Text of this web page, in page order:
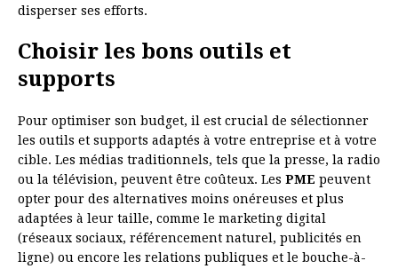
disperser ses efforts.
Choisir les bons outils et
supports
Pour optimiser son budget, il est crucial de sélectionner
les outils et supports adaptés à votre entreprise et à votre
cible. Les médias traditionnels, tels que la presse, la radio
ou la télévision, peuvent être coûteux. Les PME peuvent
opter pour des alternatives moins onéreuses et plus
adaptées à leur taille, comme le marketing digital
(réseaux sociaux, référencement naturel, publicités en
ligne) ou encore les relations publiques et le bouche-à-